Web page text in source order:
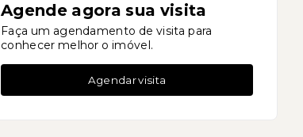
Agende agora sua visita
Faça um agendamento de visita para
conhecer melhor o imóvel.
Agendar visita